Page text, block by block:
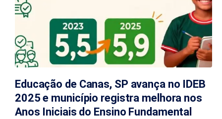
Educação de Canas, SP avança no IDEB
2025 e município registra melhora nos
Anos Iniciais do Ensino Fundamental